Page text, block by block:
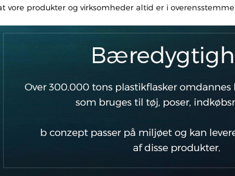
vore produkter og virksomheder altid er i